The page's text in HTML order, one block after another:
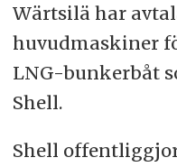
Wärtsilä har
huvudmaskiner
LNG-bunkerbåt
Shell.
Shell